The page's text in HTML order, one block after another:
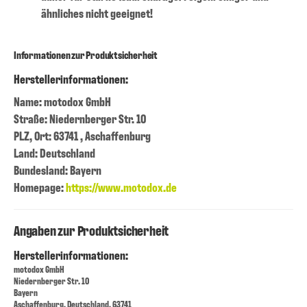
ähnliches nicht geeignet!
Informationen zur Produktsicherheit
Herstellerinformationen:
Name: motodox GmbH
Straße: Niedernberger Str. 10
PLZ, Ort: 63741 , Aschaffenburg
Land: Deutschland
Bundesland: Bayern
Homepage:https://www.motodox.de
Angaben zur Produktsicherheit
Herstellerinformationen:
motodox GmbH
Niedernberger Str. 10
Bayern
Aschaffenburg, Deutschland, 63741